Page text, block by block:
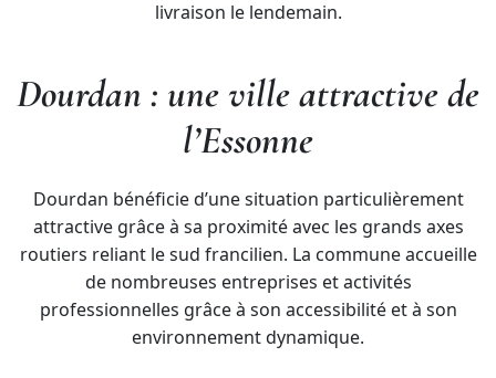
livraison le lendemain.
Dourdan : une ville attractive de
l’Essonne
Dourdan bénéficie d’une situation particulièrement
attractive grâce à sa proximité avec les grands axes
routiers reliant le sud francilien. La commune accueille
de nombreuses entreprises et activités
professionnelles grâce à son accessibilité et à son
environnement dynamique.